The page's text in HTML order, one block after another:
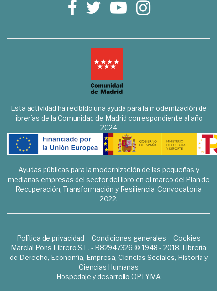
Esta actividad ha recibido una ayuda para la modernización de
librerías de la Comunidad de Madrid correspondiente al año
2024
Ayudas públicas para la modernización de las pequeñas y
medianas empresas del sector del libro en el marco del Plan de
Recuperación, Transformación y Resiliencia. Convocatoria
2022.
Política de privacidad Condiciones generales
Cookies
Marcial Pons Librero S.L. - B82947326 © 1948 - 2018. Librería
de Derecho, Economía, Empresa, Ciencias Sociales, Historia y
Ciencias Humanas
Hospedaje y desarrollo OPTYMA